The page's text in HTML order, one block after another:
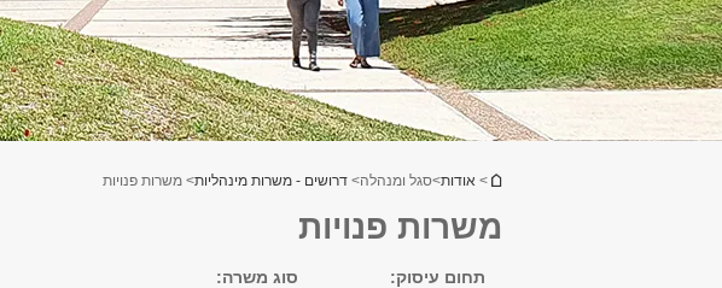
הינך נמצא כאן
> אודות>סגל ומנהלה> דרושים - משרות מינהליות> משרות פנויות
משרות פנויות
תחום עיסוק: סוג משרה: